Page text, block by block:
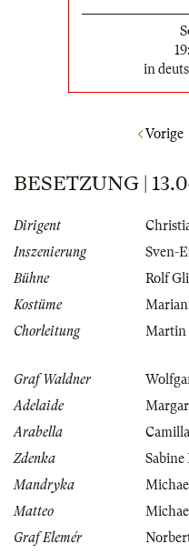
in
Vorige
BESETZUNG |
Dirigent
Inszenierung
Sven-
Bühne
Rolf
Kostüme
Chorleitung
Martin
Graf Waldner
Adelaide
Arabella
Zdenka
Sabine
Mandryka
Matteo
Graf Elemér